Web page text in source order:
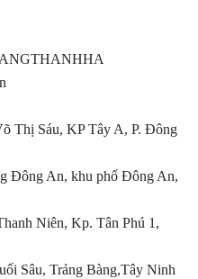
Thị Sáu, KP Tây A, P. Đông
Đông An, khu phố Đông An,
Niên, Kp. Tân Phú 1,
Sâu, Trảng Bàng,Tây Ninh